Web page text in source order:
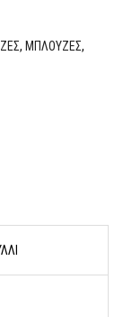
, ΜΠΛΟΥΖΕΣ,